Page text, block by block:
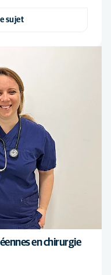
sujet
en chirurgie